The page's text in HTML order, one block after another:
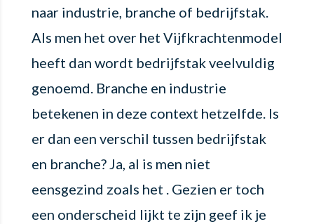
naar industrie, branche of bedrijfstak.
Als men het over het Vijfkrachtenmodel
heeft dan wordt bedrijfstak veelvuldig
genoemd. Branche en industrie
betekenen in deze context hetzelfde. Is
er dan een verschil tussen bedrijfstak
en branche? Ja, al is men niet
eensgezind zoals het . Gezien er toch
een onderscheid lijkt te zijn geef ik je